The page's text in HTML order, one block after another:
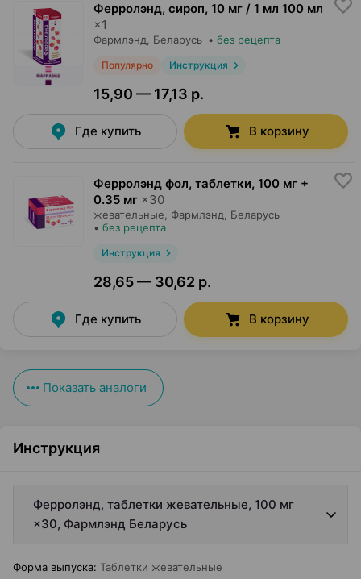
Ферролэнд, сироп, 10 мг / 1 мл 100 мл
×1
Фармлэнд , Беларусь • без рецепта
Популярно Инструкция
15,90 — 17,13 р.
Где купить В корзину
Ферролэнд фол, таблетки, 100 мг +
0.35 мг ×30
жевательные, Фармлэнд , Беларусь
• без рецепта
Инструкция
28,65 — 30,62 р.
Где купить В корзину
Показать аналоги
Инструкция
Ферролэнд, таблетки жевательные, 100 мг
×30, Фармлэнд Беларусь
Форма выпуска: Таблетки жевательные